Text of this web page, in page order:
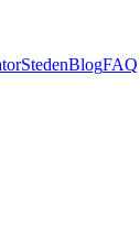
StedenBlogFAQ